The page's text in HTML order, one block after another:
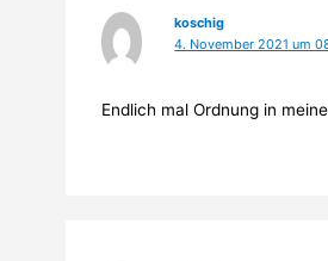
koschig
4. November 2021 um
Endlich mal Ordnung in